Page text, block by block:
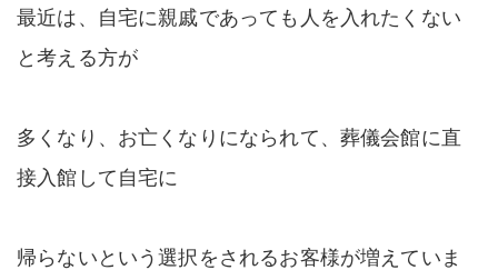
最近は、自宅に親戚であっても人を入れたくない
と考える方が
多くなり、お亡くなりになられて、葬儀会館に直
接入館して自宅に
帰らないという選択をされるお客様が増えていま